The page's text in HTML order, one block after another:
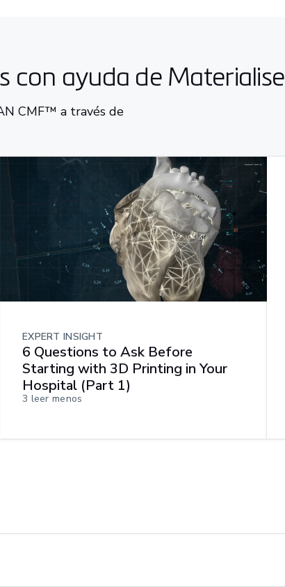
con ayuda de Materialise
CMF™ a través de
EXPERT INSIGHT
6 Questions to Ask Before
Starting with 3D Printing in Your
Hospital (Part 1)
3 leer menos